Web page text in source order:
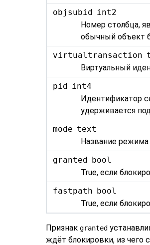
objsubid int2
Номер столбца,
обычный объект
virtualtransaction
Виртуальный
pid int4
Идентификатор
удерживается
mode text
Название режима
granted bool
True, если
fastpath bool
True, если
Признак granted
ждёт блокировки, из чего